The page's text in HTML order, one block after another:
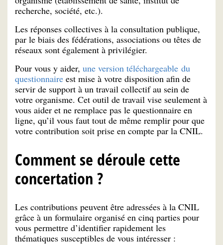
recherche, société, etc.).
Les réponses collectives à la consultation publique,
par le biais des fédérations, associations ou têtes de
réseaux sont également à privilégier.
Pour vous y aider, une version téléchargeable du
questionnaire est mise à votre disposition afin de
servir de support à un travail collectif au sein de
votre organisme. Cet outil de travail vise seulement à
vous aider et ne remplace pas le questionnaire en
ligne, qu’il vous faut tout de même remplir pour que
votre contribution soit prise en compte par la CNIL.
Comment se déroule cette
concertation ?
Les contributions peuvent être adressées à la CNIL
grâce à un formulaire organisé en cinq parties pour
vous permettre d’identifier rapidement les
thématiques susceptibles de vous intéresser :